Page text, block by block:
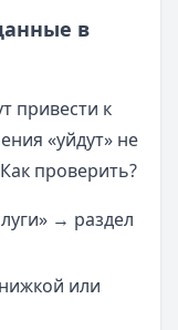
в
привести к
«уйдут» не
проверить?
→ раздел
или